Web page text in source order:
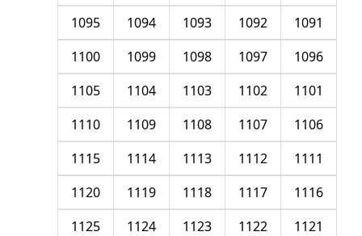
1091
1092
1093
1094
1095
1096
1097
1098
1099
1100
1101
1102
1103
1104
1105
1106
1107
1108
1109
1110
1111
1112
1113
1114
1115
1116
1117
1118
1119
1120
1121
1122
1123
1124
1125